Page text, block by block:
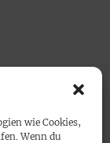
wie Cookies,
Wenn du